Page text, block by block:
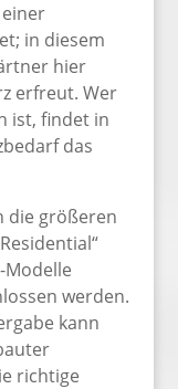
in diesem
hier
erfreut. Wer
ist, findet in
das
die größeren
Modelle
werden.
kann
richtige